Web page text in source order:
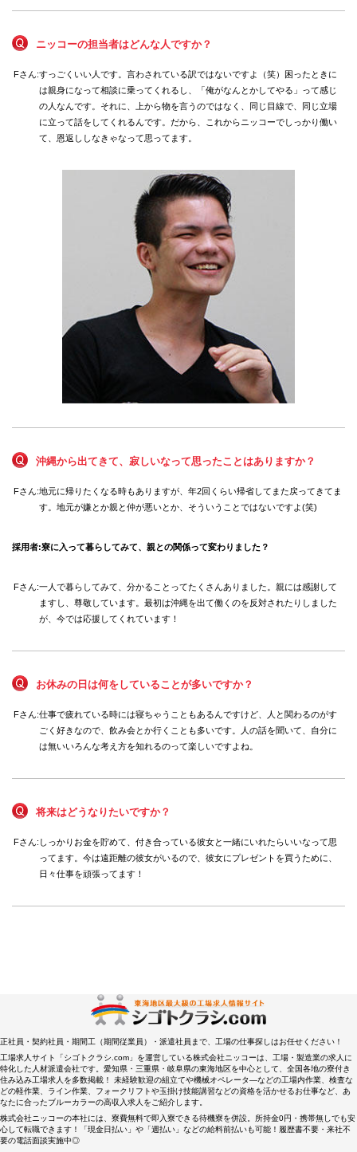
ニッコーの担当者はどんな人ですか？
Fさん:すっごくいい人です。言わされている訳ではないですよ（笑）困ったときに
は親身になって相談に乗ってくれるし、「俺がなんとかしてやる」って感じ
の人なんです。それに、上から物を言うのではなく、同じ目線で、同じ立場
に立って話をしてくれるんです。だから、これからニッコーでしっかり働い
て、恩返ししなきゃなって思ってます。
沖縄から出てきて、寂しいなって思ったことはありますか？
Fさん:地元に帰りたくなる時もありますが、年2回くらい帰省してまた戻ってきてま
す。地元が嫌とか親と仲が悪いとか、そういうことではないですよ(笑)
採用者:寮に入って暮らしてみて、親との関係って変わりました？
Fさん:一人で暮らしてみて、分かることってたくさんありました。親には感謝して
ますし、尊敬しています。最初は沖縄を出て働くのを反対されたりしました
が、今では応援してくれています！
お休みの日は何をしていることが多いですか？
Fさん:仕事で疲れている時には寝ちゃうこともあるんですけど、人と関わるのがす
ごく好きなので、飲み会とか行くことも多いです。人の話を聞いて、自分に
は無いいろんな考え方を知れるのって楽しいですよね。
将来はどうなりたいですか？
Fさん: しっかりお金を貯めて、付き合っている彼女と一緒にいれたらいいなって思
ってます。今は遠距離の彼女がいるので、彼女にプレゼントを買うために、
日々仕事を頑張ってます！
正社員・契約社員・期間工（期間従業員）・派遣社員まで、工場の仕事探しはお任せください！
工場求人サイト「シゴトクラシ.com」を運営している株式会社ニッコーは、工場・製造業の求人に
特化した人材派遣会社です。愛知県・三重県・岐阜県の東海地区を中心として、全国各地の寮付き
住み込み工場求人を多数掲載！ 未経験歓迎の組立てや機械オペレータ―などの工場内作業、検査な
どの軽作業、ライン作業、フォークリフトや玉掛け技能講習などの資格を活かせるお仕事など、あ
なたに合ったブルーカラーの高収入求人をご紹介します。
株式会社ニッコーの本社には、寮費無料で即入寮できる待機寮を併設。所持金0円・携帯無しでも安
心して転職できます！「現金日払い」や「週払い」などの給料前払いも可能！履歴書不要・来社不
要の電話面談実施中◎